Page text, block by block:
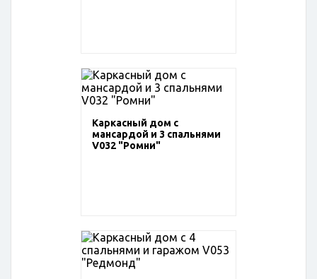
Каркасный дом с
мансардой и 3 спальнями
V032 "Ромни"